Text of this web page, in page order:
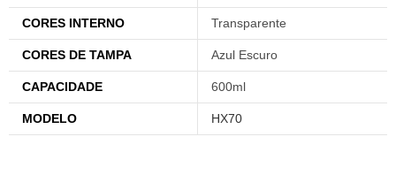
CORES INTERNO Transparente
CORES DE TAMPA Azul Escuro
CAPACIDADE 600ml
MODELO HX70